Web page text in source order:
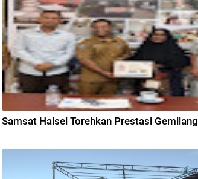
Samsat Halsel Torehkan Prestasi Gemilang